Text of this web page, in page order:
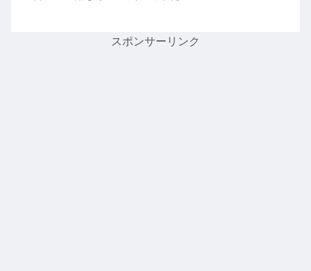
スポンサーリンク